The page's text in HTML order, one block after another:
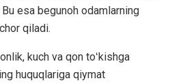
esa begunoh odamlarning
qiladi.
kuch va qon toʻkishga
huquqlariga qiymat